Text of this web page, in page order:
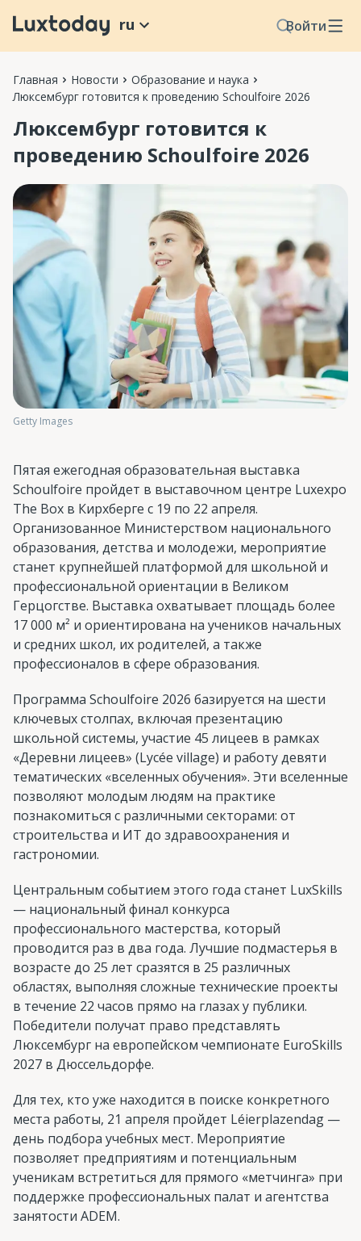
Войти
ru
Главная Новости
Образование и наука
Люксембург готовится к проведению Schoulfoire 2026
Люксембург готовится к
проведению Schoulfoire 2026
Getty Images
Пятая ежегодная образовательная выставка
Schoulfoire пройдет в выставочном центре Luxexpo
The Box в Кирхберге с 19 по 22 апреля.
Организованное Министерством национального
образования, детства и молодежи, мероприятие
станет крупнейшей платформой для школьной и
профессиональной ориентации в Великом
Герцогстве. Выставка охватывает площадь более
17 000 м² и ориентирована на учеников начальных
и средних школ, их родителей, а также
профессионалов в сфере образования.
Программа Schoulfoire 2026 базируется на шести
ключевых столпах, включая презентацию
школьной системы, участие 45 лицеев в рамках
«Деревни лицеев» (Lycée village) и работу девяти
тематических «вселенных обучения». Эти вселенные
позволяют молодым людям на практике
познакомиться с различными секторами: от
строительства и ИТ до здравоохранения и
гастрономии.
Центральным событием этого года станет LuxSkills
— национальный финал конкурса
профессионального мастерства, который
проводится раз в два года. Лучшие подмастерья в
возрасте до 25 лет сразятся в 25 различных
областях, выполняя сложные технические проекты
в течение 22 часов прямо на глазах у публики.
Победители получат право представлять
Люксембург на европейском чемпионате EuroSkills
2027 в Дюссельдорфе.
Для тех, кто уже находится в поиске конкретного
места работы, 21 апреля пройдет Léierplazendag —
день подбора учебных мест. Мероприятие
позволяет предприятиям и потенциальным
ученикам встретиться для прямого «метчинга» при
поддержке профессиональных палат и агентства
занятости ADEM.